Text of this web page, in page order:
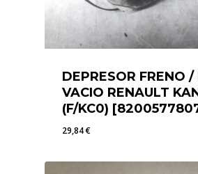
DEPRESOR FRENO
VACIO RENAULT
(F/KC0)
29,84€